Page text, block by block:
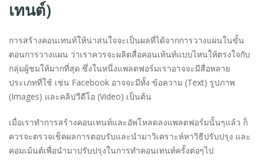
เทนต์)
การสร้างคอนเทนท์ให้น่าสนใจจะเป็นผลที่ได้จากการวางแผนในขั้น
ตอนการวางแผน ว่าเราควรจะผลิตสื่อคอนเท้นท์แบบไหนให้ตรงใจกับ
กลุ่มผู้ชมให้มากที่สุด ซึ่งในหนึ่งแพลตฟอร์มเราอาจจะมีสื่อหลาย
ประเภทที่ใช้ เช่น Facebook อาจจะมีทั้ง ข้อความ (Text) รูปภาพ
(Images) และคลิปวีดีโอ (Video) เป็นต้น
เมื่อเราทำการสร้างคอนเทนท์และอัพโหลดลงแพลตฟอร์มนั้นๆแล้ว ก็
ควรจะตรวจเช็คผลการตอบรับและนำมาวิเคราะห์หาวิธีปรับปรุง และ
คอมเม้นต์เพื่อนำมาปรับปรุงในการทำคอนเทนท์ครั้งต่อๆไป